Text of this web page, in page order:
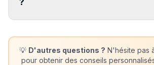
💡 D'autres questions ? N'hésite pas
pour obtenir des conseils